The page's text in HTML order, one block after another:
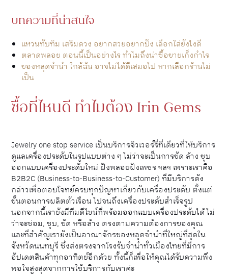
บทความที่น่าสนใจ
แหวนทับทิม เสริมดวง อยากสวยอยากปัง เลือกใส่ยังไงดี
ตลาดพลอย ตอนนี้เป็นอย่างไร ทำไมถึงน่าซื้อขายเก็งกำไร
ของหลุดจํานํา ใกล้ฉัน อาจไม่ได้ดีเสมอไป หากเลือกร้านไม่
เป็น
ซื้อที่ไหนดี ทำไมต้อง Irin Gems
Jewelry one stop service เป็นบริการจิวเวอร์รี่ที่เดียวที่ให้บริการ
ดูแลเครื่องประดับในรูปแบบต่าง ๆ ไม่ว่าจะเป็นการขัด ล้าง ชุบ
ออกแบบเครื่องประดับใหม่ ฝังพลอยฝังเพชร ฯลฯ เพราะเราคือ
B2B2C (Business-to-Business-to-Customer) ที่มีบริการดัง
กล่าวเพื่อตอบโจทย์ครบทุกปัญหาเกี่ยวกับเครื่องประดับ ตั้งแต่
ขั้นตอนการผลิตตัวเรือน ไปจนถึงเครื่องประดับสำเร็จรูป
นอกจากนี้เรายังมีทีมดีไซน์ที่พร้อมออกแบบเครื่องประดับได้ ไม่
ว่าจะซ่อม, ชุบ, ขัด หรือล้าง ตรงตามความต้องการของคุณ
และที่สำคัญเรายังเป็นอาณาจักรของหลุดจำนำที่ใหญ่ที่สุดใน
จังหวัดนนทบุรี ซึ่งส่งตรงจากโรงรับจำนำทั่วเมืองไทยที่มีการ
อัปเดตสินค้าทุกอาทิตย์อีกด้วย ทั้งนี้ก็เพื่อให้คุณได้รับความพึง
พอใจสูงสุดจากการใช้บริการกับเราค่ะ